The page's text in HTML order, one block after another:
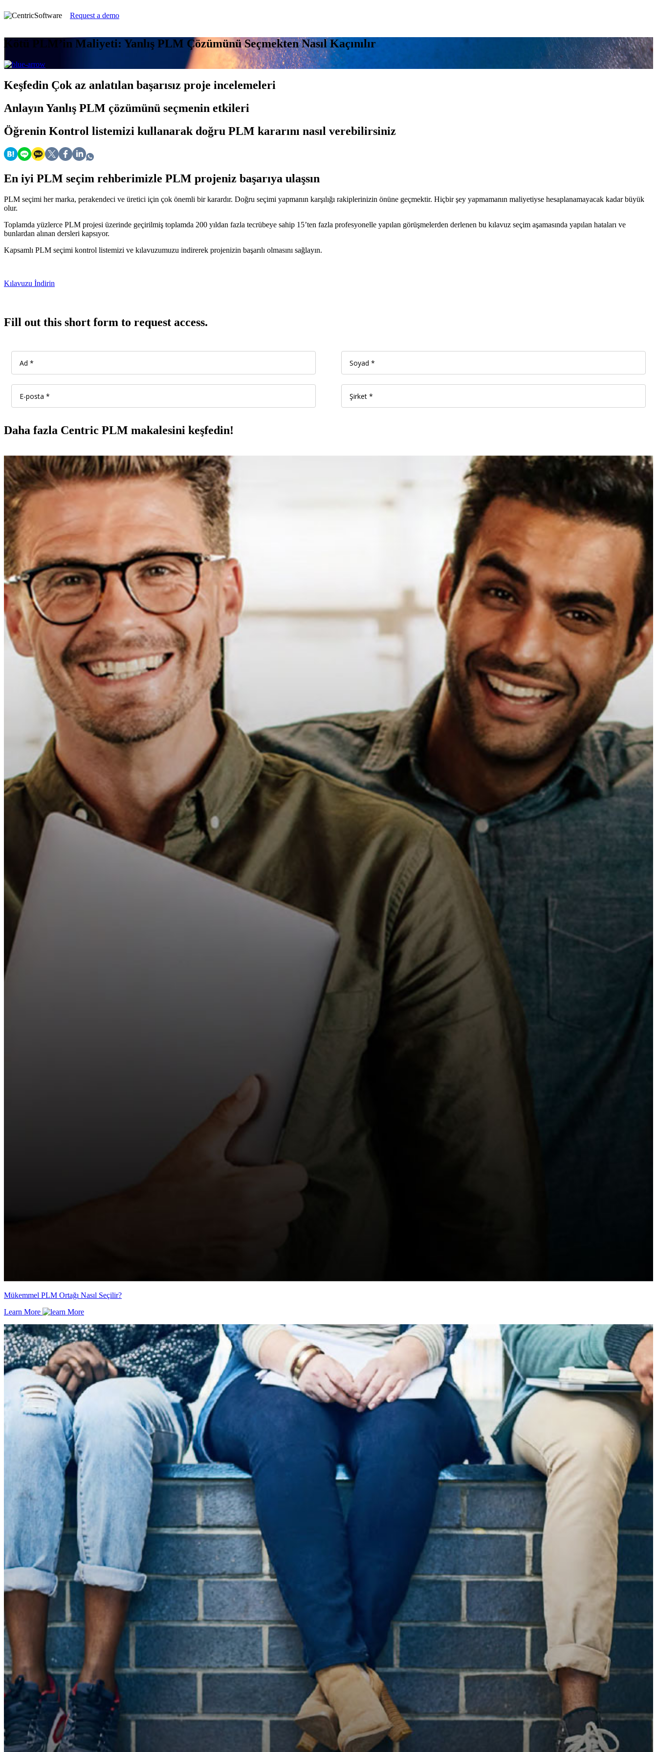
Request a demo
Kötü PLM’in Maliyeti: Yanlış PLM Çözümünü Seçmekten Nasıl Kaçınılır
Keşfedin Çok az anlatılan başarısız proje incelemeleri
Anlayın Yanlış PLM çözümünü seçmenin etkileri
Öğrenin Kontrol listemizi kullanarak doğru PLM kararını nasıl verebilirsiniz
En iyi PLM seçim rehberimizle PLM projeniz başarıya ulaşsın
PLM seçimi her marka, perakendeci ve üretici için çok önemli bir karardır. Doğru seçimi yapmanın karşılığı rakiplerinizin önüne geçmektir. Hiçbir şey yapmamanın maliyetiyse hesaplanamayacak kadar büyük
olur.
Toplamda yüzlerce PLM projesi üzerinde geçirilmiş toplamda 200 yıldan fazla tecrübeye sahip 15’ten fazla profesyonelle yapılan görüşmelerden derlenen bu kılavuz seçim aşamasında yapılan hataları ve
bunlardan alınan dersleri kapsıyor.
Kapsamlı PLM seçimi kontrol listemizi ve kılavuzumuzu indirerek projenizin başarılı olmasını sağlayın.
Kılavuzu İndirin
Fill out this short form to request access.
Daha fazla Centric PLM makalesini keşfedin!
Mükemmel PLM Ortağı Nasıl Seçilir?
Learn More